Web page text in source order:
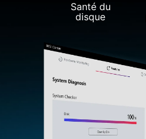
Santé du
disque